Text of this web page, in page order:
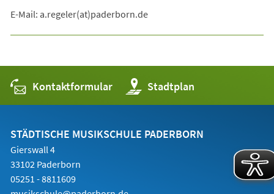
E-Mail: a.regeler(at)paderborn.de
Kontaktformular Stadtplan
(Öffnet
in
einem
Tab)
STÄDTISCHE MUSIKSCHULE PADERBORN
Gierswall 4
33102 Paderborn
05251 - 8811609